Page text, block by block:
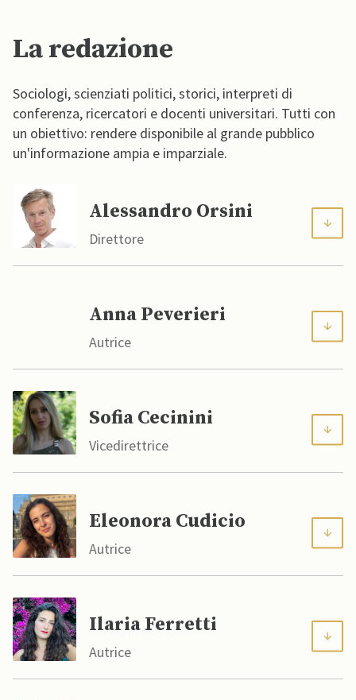
La redazione
Sociologi, scienziati politici, storici, interpreti di
conferenza, ricercatori e docenti universitari. Tutti con
un obiettivo: rendere disponibile al grande pubblico
un'informazione ampia e imparziale.
Alessandro Orsini
Direttore
Anna Peverieri
Autrice
Sofia Cecinini
Vicedirettrice
Eleonora Cudicio
Autrice
Ilaria Ferretti
Autrice